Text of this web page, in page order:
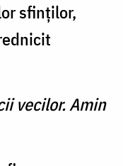
sfinţilor,
vecilor. Amin